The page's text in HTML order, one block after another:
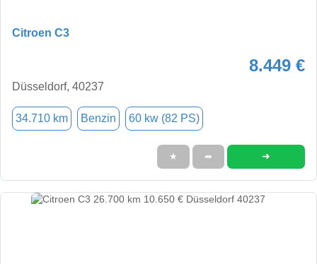
Citroen C3
8.449 €
Düsseldorf, 40237
34.710 km Benzin 60 kw (82 PS)
★ ➦ ➜